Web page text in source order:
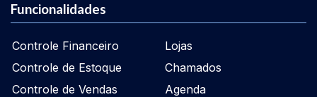
Funcionalidades
Controle Financeiro
Controle de Estoque
Controle de Vendas
Lojas
Chamados
Agenda